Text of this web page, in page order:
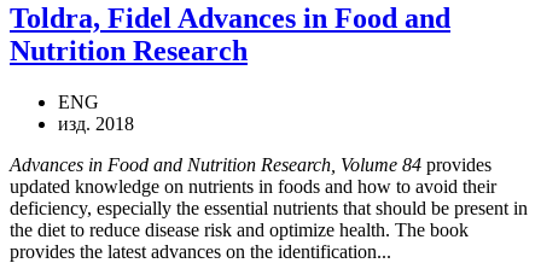
Toldra, Fidel Advances in Food and
Nutrition Research
ENG
изд. 2018
Advances in Food and Nutrition Research, Volume 84 provides
updated knowledge on nutrients in foods and how to avoid their
deficiency, especially the essential nutrients that should be present in
the diet to reduce disease risk and optimize health. The book
provides the latest advances on the identification...